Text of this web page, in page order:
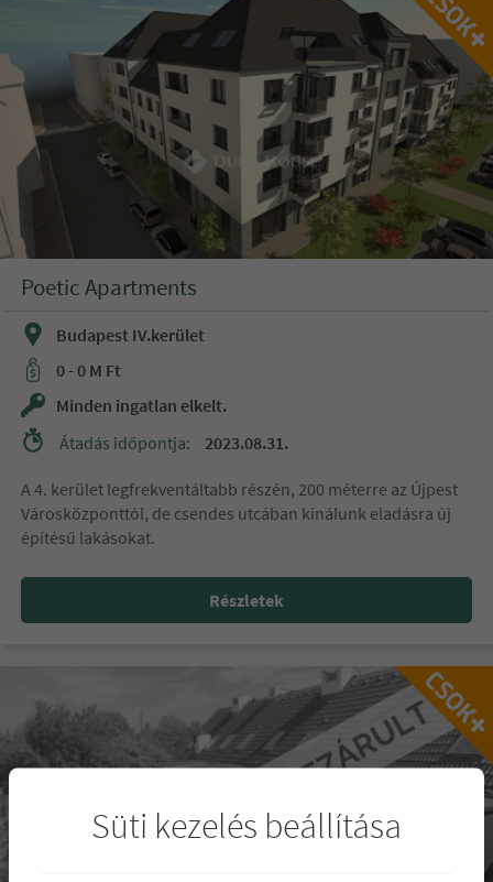
Poetic Apartments
Budapest IV.kerület
0 - 0 M Ft
Minden ingatlan elkelt.
Átadás időpontja:
2023.08.31.
A 4. kerület legfrekventáltabb részén, 200 méterre az Újpest
Városközponttól, de csendes utcában kínálunk eladásra új
építésű lakásokat.
Részletek
Süti kezelés beállítása